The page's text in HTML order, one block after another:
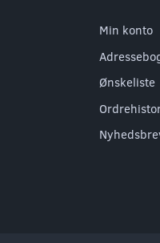
Min konto
Ønskeliste